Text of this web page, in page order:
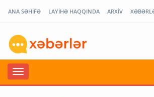
ANA SƏHİFƏ LAYİHƏ HAQQINDA ARXİV